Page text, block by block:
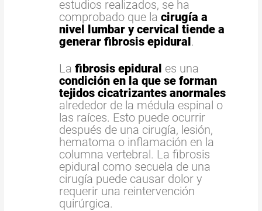
estudios realizados, se ha
comprobado que lacirugía a
nivel lumbar y cervical tiende a
generar fibrosis epidural.
Lafibrosis epidural es una
condición en la que se forman
tejidos cicatrizantes anormales
alrededor de la médula espinal o
las raíces. Esto puede ocurrir
después de una cirugía, lesión,
hematoma o inflamación en la
columna vertebral. La fibrosis
epidural como secuela de una
cirugía puede causar dolor y
requerir una reintervención
quirúrgica.